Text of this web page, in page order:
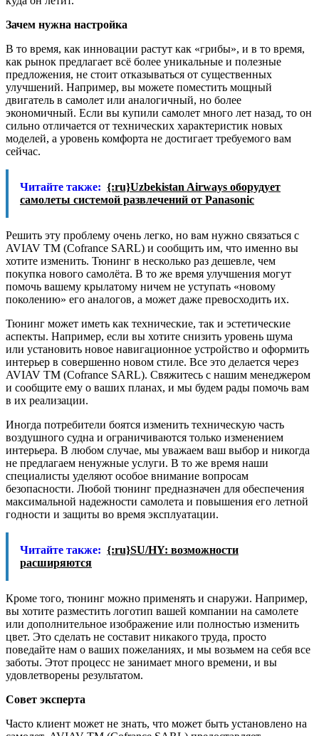
Зачем нужна настройка
В то время, как инновации растут как «грибы», и в то время,
как рынок предлагает всё более уникальные и полезные
предложения, не стоит отказываться от существенных
улучшений. Например, вы можете поместить мощный
двигатель в самолет или аналогичный, но более
экономичный. Если вы купили самолет много лет назад, то он
сильно отличается от технических характеристик новых
моделей, а уровень комфорта не достигает требуемого вам
сейчас.
Читайте также: {:ru}Uzbekistan Airways оборудует
самолеты системой развлечений от Panasonic
Решить эту проблему очень легко, но вам нужно связаться с
AVIAV TM (Сofrance SARL) и сообщить им, что именно вы
хотите изменить. Тюнинг в несколько раз дешевле, чем
покупка нового самолёта. В то же время улучшения могут
помочь вашему крылатому ничем не уступать «новому
поколению» его аналогов, а может даже превосходить их.
Тюнинг может иметь как технические, так и эстетические
аспекты. Например, если вы хотите снизить уровень шума
или установить новое навигационное устройство и оформить
интерьер в совершенно новом стиле. Все это делается через
AVIAV TM (Сofrance SARL). Свяжитесь с нашим менеджером
и сообщите ему о ваших планах, и мы будем рады помочь вам
в их реализации.
Иногда потребители боятся изменить техническую часть
воздушного судна и ограничиваются только изменением
интерьера. В любом случае, мы уважаем ваш выбор и никогда
не предлагаем ненужные услуги. В то же время наши
специалисты уделяют особое внимание вопросам
безопасности. Любой тюнинг предназначен для обеспечения
максимальной надежности самолета и повышения его летной
годности и защиты во время эксплуатации.
Читайте также: {:ru}SU/HY: возможности
расширяются
Кроме того, тюнинг можно применять и снаружи. Например,
вы хотите разместить логотип вашей компании на самолете
или дополнительное изображение или полностью изменить
цвет. Это сделать не составит никакого труда, просто
поведайте нам о ваших пожеланиях, и мы возьмем на себя все
заботы. Этот процесс не занимает много времени, и вы
удовлетворены результатом.
Совет эксперта
Часто клиент может не знать, что может быть установлено на